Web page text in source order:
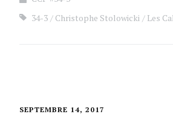
34-3
Christophe Stolowicki Les
SEPTEMBRE 14, 2017